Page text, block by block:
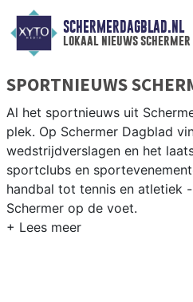
SCHERMERDAGBLAD.NL
lokaal nieuws schermer
SPORTNIEUWS
Al het sportnieuws uit
plek. Op Schermer Dagblad
wedstrijdverslagen en het
sportclubs en
handbal tot tennis en atletiek
Schermer op de voet.